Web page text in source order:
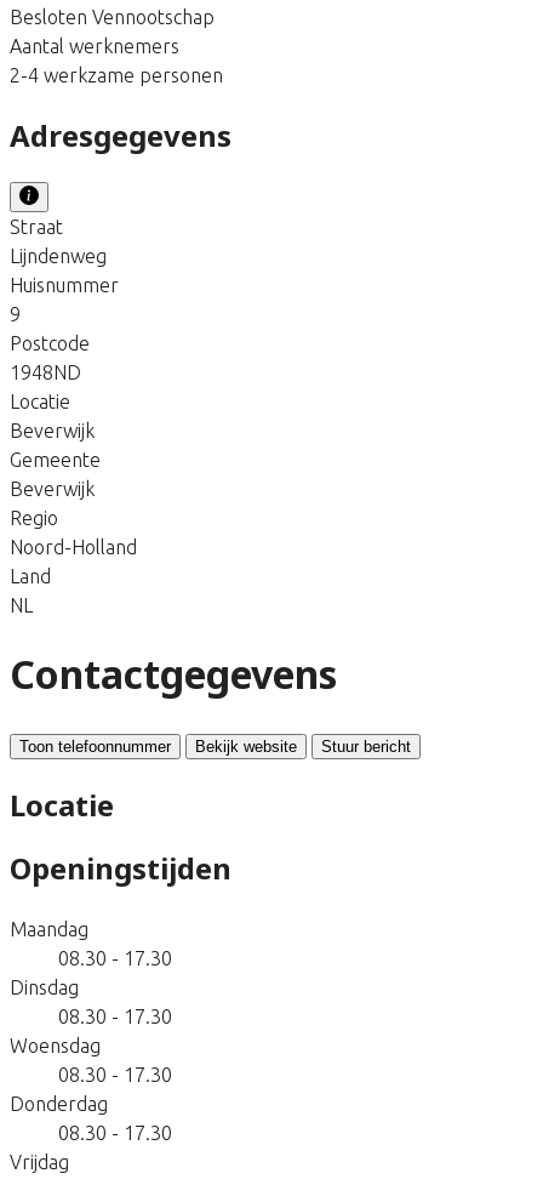
Besloten Vennootschap
Aantal werknemers
2-4 werkzame personen
Adresgegevens
Straat
Lijndenweg
Huisnummer
9
Postcode
1948ND
Locatie
Beverwijk
Gemeente
Beverwijk
Regio
Noord-Holland
Land
NL
Contactgegevens
Toon telefoonnummer Bekijk website Stuur bericht
Locatie
Openingstijden
Maandag
08.30 - 17.30
Dinsdag
08.30 - 17.30
Woensdag
08.30 - 17.30
Donderdag
08.30 - 17.30
Vrijdag